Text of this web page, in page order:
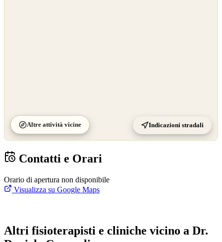
Altre attività vicine Indicazioni stradali
Contatti e Orari
Orario di apertura non disponibile
Visualizza su Google Maps
Altri fisioterapisti e cliniche vicino a Dr.